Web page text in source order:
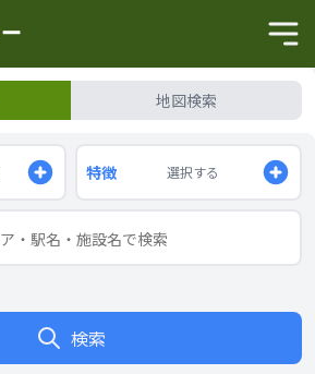
地図検索
特徴 選択する
検索